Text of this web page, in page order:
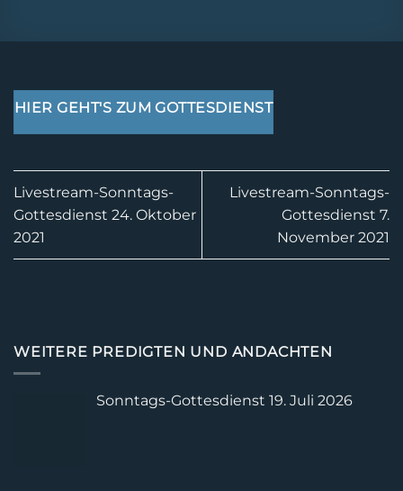
HIER GEHT'S ZUM GOTTESDIENST
Livestream-Sonntags-
Gottesdienst 24. Oktober
2021
Livestream-Sonntags-
Gottesdienst 7.
November 2021
WEITERE PREDIGTEN UND ANDACHTEN
Sonntags-Gottesdienst 19. Juli 2026